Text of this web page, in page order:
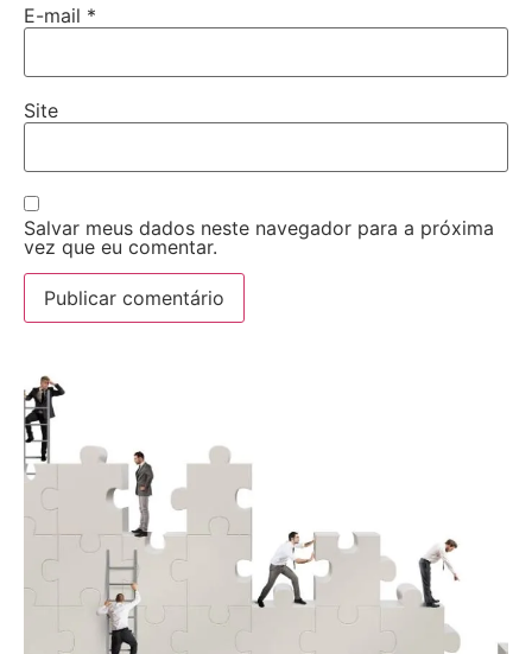
E-mail *
Site
Salvar meus dados neste navegador para a próxima
vez que eu comentar.